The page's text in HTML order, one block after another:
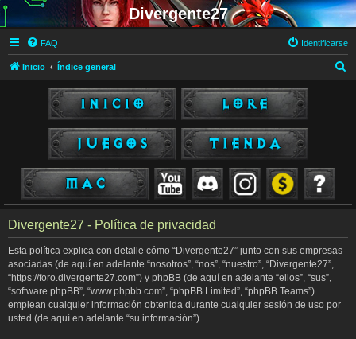
Divergente27
FAQ Identificarse
Inicio Índice general
Divergente27 - Política de privacidad
Esta política explica con detalle cómo “Divergente27” junto con sus empresas
asociadas (de aquí en adelante “nosotros”, “nos”, “nuestro”, “Divergente27”,
“https://foro.divergente27.com”) y phpBB (de aquí en adelante “ellos”, “sus”,
“software phpBB”, “www.phpbb.com”, “phpBB Limited”, “phpBB Teams”)
emplean cualquier información obtenida durante cualquier sesión de uso por
usted (de aquí en adelante “su información”).